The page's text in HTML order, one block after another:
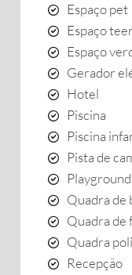
Espaço pet
Espaço
Espaço
Gerador
Hotel
Piscina
Piscina
Pista de
Playground
Quadra de
Quadra de
Quadra
Recepção